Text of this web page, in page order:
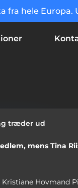
fra hele Europa.
træder ud
mens Tina
Hovmand